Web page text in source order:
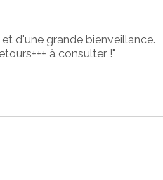
d'une grande bienveillance.
à consulter !"